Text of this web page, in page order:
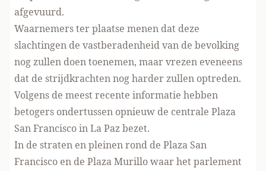
afgevuurd.
Waarnemers ter plaatse menen dat deze
slachtingen de vastberadenheid van de bevolking
nog zullen doen toenemen, maar vrezen eveneens
dat de strijdkrachten nog harder zullen optreden.
Volgens de meest recente informatie hebben
betogers ondertussen opnieuw de centrale Plaza
San Francisco in La Paz bezet.
In de straten en pleinen rond de Plaza San
Francisco en de Plaza Murillo waar het parlement